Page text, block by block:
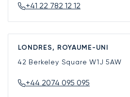
+41 22 782 12 12
LONDRES, ROYAUME-UNI
42 Berkeley SquareW1J 5AW
+44 2074 095 095